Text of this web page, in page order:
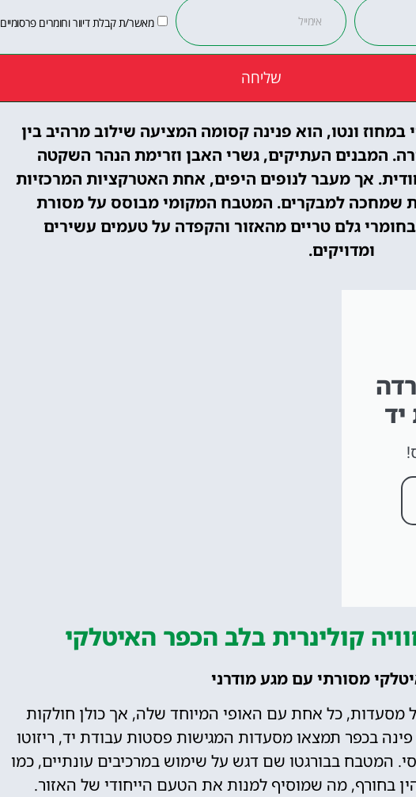
מאשר/ת קבלת דיוור וחומרים פרסומיים
שליחה
במחוז ונטו, הוא פנינה קסומה המציעה שילוב מרהיב בין
המבנים העתיקים, גשרי האבן וזרימת הנהר השקטה
אך מעבר לנופים היפים, אחת האטרקציות המרכזיות
שמחכה למבקרים. המטבח המקומי מבוסס על מסורת
גלם טריים מהאזור והקפדה על טעמים עשירים
ומדויקים.
גארדה
קולינרית בלב הכפר האיטלקי
מסורתי עם מגע מודרני
מסעדות, כל אחת עם האופי המיוחד שלה, אך כולן חולקות
בכפר תמצאו מסעדות המגישות פסטות עבודת יד, ריזוטו
המטבח בבורגטו שם דגש על שימוש במרכיבים עונתיים, כמו
בחורף, מה שמוסיף למנות את הטעם הייחודי של האזור.